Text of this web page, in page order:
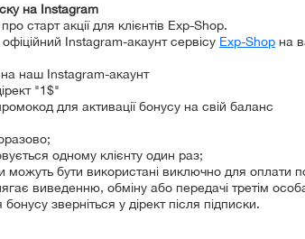
на Instagram
старт акції для клієнтів Exp-Shop.
Instagram-акаунт сервісу Exp-Shop на
на наш Instagram-акаунт
"1$"
для активації бонусу на свій баланс
одному клієнту один раз;
можуть бути використані виключно для оплати
виведенню, обміну або передачі третім
зверніться у дірект після підписки.